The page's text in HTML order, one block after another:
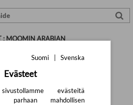
MOOMIN ARABIAN
Suomi Svenska
Evästeet
evästeitä
parhaan mahdollisen